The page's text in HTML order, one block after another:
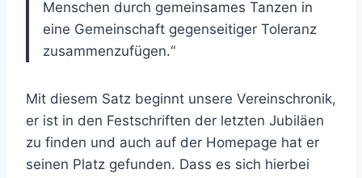
Menschen durch gemeinsames Tanzen in
eine Gemeinschaft gegenseitiger Toleranz
zusammenzufügen.“
Mit diesem Satz beginnt unsere Vereinschronik,
er ist in den Festschriften der letzten Jubiläen
zu finden und auch auf der Homepage hat er
seinen Platz gefunden. Dass es sich hierbei